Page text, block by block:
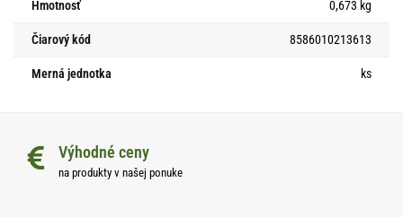
Hmotnosť 0,673 kg
Čiarový kód 8586010213613
Merná jednotka ks
Výhodné ceny
na produkty v našej ponuke